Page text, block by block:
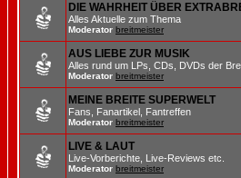
DIE WAHRHEIT ÜBER
Alles Aktuelle zum Thema
Moderator breitmeister
AUS LIEBE ZUR MUSIK
Alles rund um LPs, CDs, DVDs der
Moderator breitmeister
MEINE BREITE SUPERWELT
Fans, Fanartikel, Fantreffen
Moderator breitmeister
LIVE & LAUT
Live-Vorberichte, Live-Reviews etc.
Moderator breitmeister